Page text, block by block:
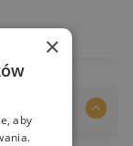
×
aby